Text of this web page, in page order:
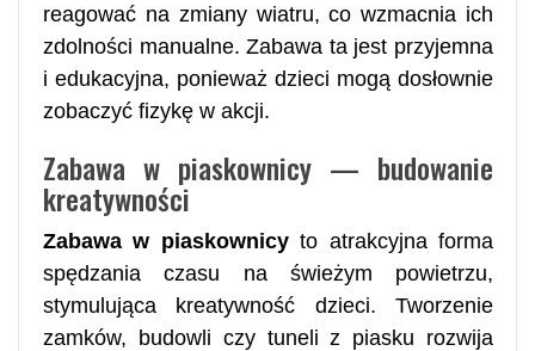
reagować na zmiany wiatru, co wzmacnia ich
zdolności manualne. Zabawa ta jest przyjemna
i edukacyjna, ponieważ dzieci mogą dosłownie
zobaczyć fizykę w akcji.
Zabawa w piaskownicy — budowanie
kreatywności
Zabawa w piaskownicyto atrakcyjna forma
spędzania czasu na świeżym powietrzu,
stymulująca kreatywność dzieci. Tworzenie
zamków, budowli czy tuneli z piasku rozwija